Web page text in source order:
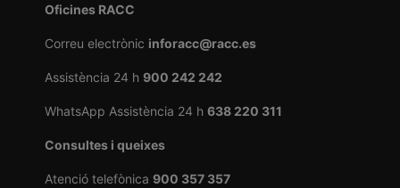
Oficines RACC
Correu electrònic inforacc@racc.es
Assistència 24 h 900 242 242
WhatsApp Assistència 24 h 638 220 311
Consultes i queixes
Atenció telefònica 900 357 357